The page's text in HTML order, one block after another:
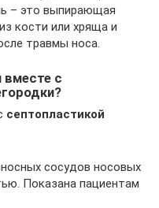
– это выпирающая
кости или хряща и
травмы носа.
вместе с
септопластикой
сосудов носовых
Показана пациентам